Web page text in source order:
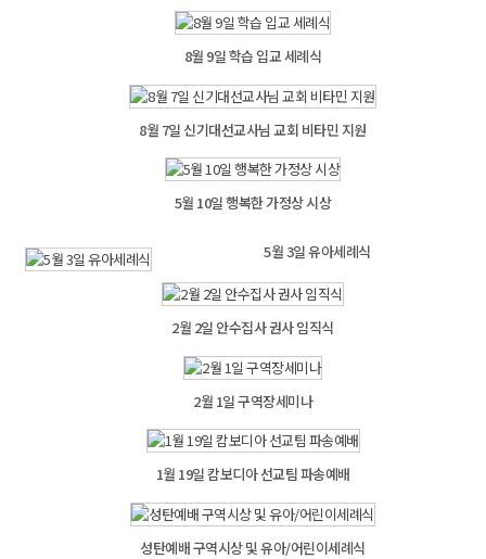
8월 9일 학습 입교 세례식
8월 7일 신기대선교사님 교회 비타민 지원
5월 10일 행복한 가정상 시상
5월 3일 유아세례식
2월 2일 안수집사 권사 임직식
2월 1일 구역장세미나
1월 19일 캄보디아 선교팀 파송예배
성탄예배 구역시상 및 유아/어린이세례식